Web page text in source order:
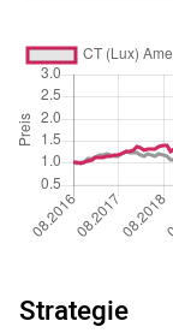
Strategie